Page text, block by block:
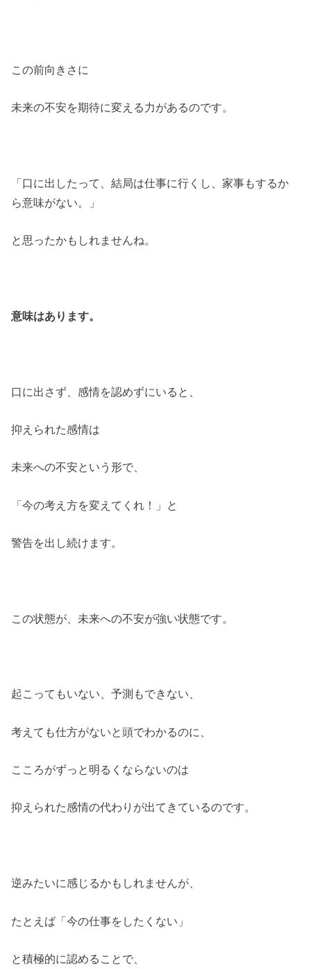
この前向きさに
未来の不安を期待に変える力があるのです。
「口に出したって、結局は仕事に行くし、家事もするか
ら意味がない。」
と思ったかもしれませんね。
意味はあります。
口に出さず、感情を認めずにいると、
抑えられた感情は
未来への不安という形で、
「今の考え方を変えてくれ！」と
警告を出し続けます。
この状態が、未来への不安が強い状態です。
起こってもいない、予測もできない、
考えても仕方がないと頭でわかるのに、
こころがずっと明るくならないのは
抑えられた感情の代わりが出てきているのです。
逆みたいに感じるかもしれませんが、
たとえば「今の仕事をしたくない」
と積極的に認めることで、